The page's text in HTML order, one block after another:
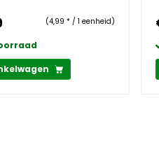
(4,99 * / 1 eenheid)